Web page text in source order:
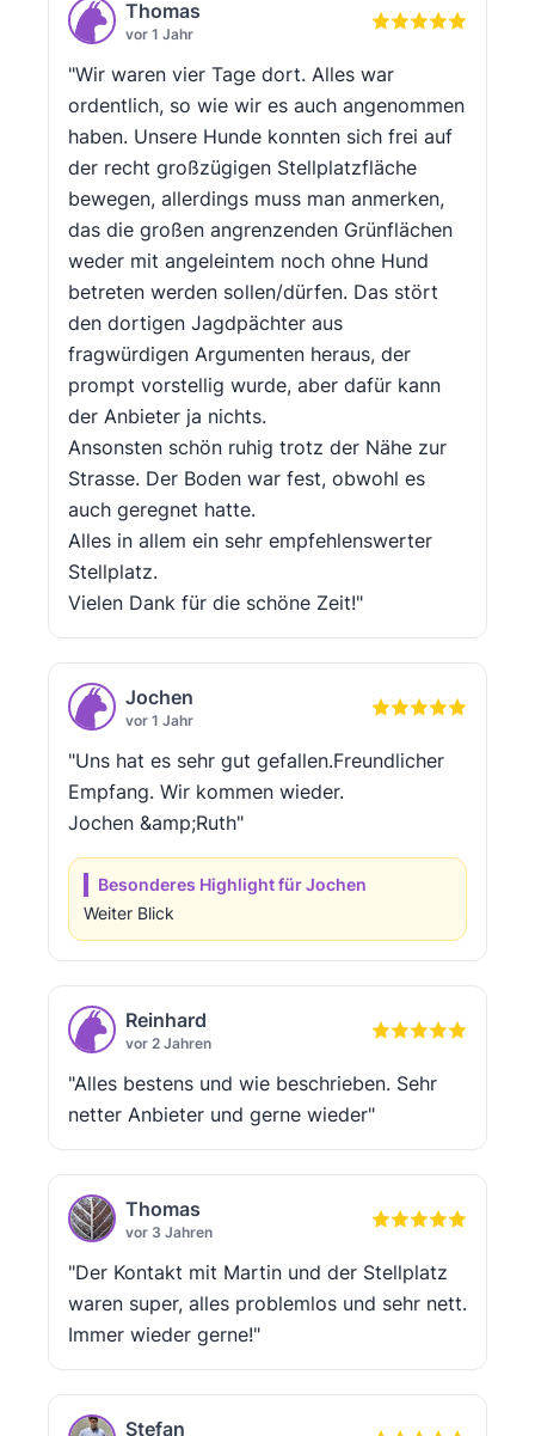
Thomas
vor 1 Jahr
"Wir waren vier Tage dort. Alles war
ordentlich, so wie wir es auch angenommen
haben. Unsere Hunde konnten sich frei auf
der recht großzügigen Stellplatzfläche
bewegen, allerdings muss man anmerken,
das die großen angrenzenden Grünflächen
weder mit angeleintem noch ohne Hund
betreten werden sollen/dürfen. Das stört
den dortigen Jagdpächter aus
fragwürdigen Argumenten heraus, der
prompt vorstellig wurde, aber dafür kann
der Anbieter ja nichts.
Ansonsten schön ruhig trotz der Nähe zur
Strasse. Der Boden war fest, obwohl es
auch geregnet hatte.
Alles in allem ein sehr empfehlenswerter
Stellplatz.
Vielen Dank für die schöne Zeit!"
Jochen
vor 1 Jahr
"Uns hat es sehr gut gefallen.Freundlicher
Empfang. Wir kommen wieder.
Jochen &amp;Ruth"
Besonderes Highlight für Jochen
Weiter Blick
Reinhard
vor 2 Jahren
"Alles bestens und wie beschrieben. Sehr
netter Anbieter und gerne wieder"
Thomas
vor 3 Jahren
"Der Kontakt mit Martin und der Stellplatz
waren super, alles problemlos und sehr nett.
Immer wieder gerne!"
Stefan